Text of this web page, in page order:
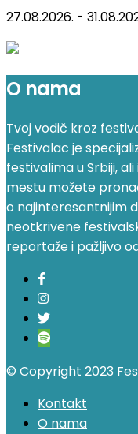
27.08.2026. -
O nama
Tvoj vodič kroz
Festivalac je
festivalima u Srbiji,
mestu možete
o najinteresantnijim
neotkrivene
reportaže i pažljivo
© Copyright 2023
Kontakt
O nama